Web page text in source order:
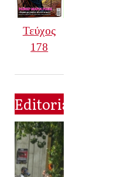
Τεύχος
178
Editorial